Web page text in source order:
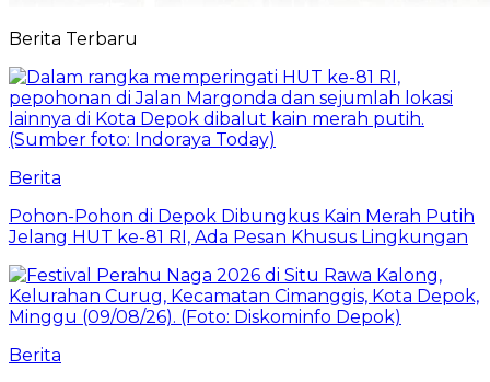
Berita Terbaru
Berita
Pohon-Pohon di Depok Dibungkus Kain Merah Putih
Jelang HUT ke-81 RI, Ada Pesan Khusus Lingkungan
Berita